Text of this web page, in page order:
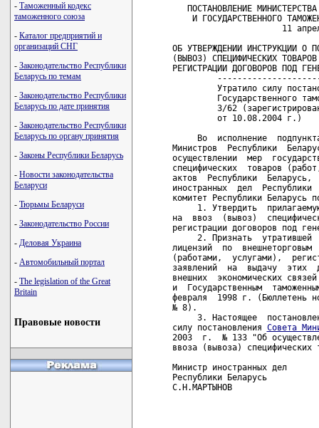
- Таможенный кодекс
таможенного союза
- Каталог предприятий и
организаций СНГ
- Законодательство Республики
Беларусь по темам
- Законодательство Республики
Беларусь по дате принятия
- Законодательство Республики
Беларусь по органу принятия
- Законы Республики Беларусь
- Новости законодательства
Беларуси
- Тюрьмы Беларуси
- Законодательство России
- Деловая Украина
- Автомобильный портал
- The legislation of the Great
Britain
Правовые новости
ПОСТАНОВЛЕНИЕ
И ГОСУДАРСТВЕННОГО
11
ОБ УТВЕРЖДЕНИИ ИНСТРУКЦИИ О
(ВЫВОЗ) СПЕЦИФИЧЕСКИХ
РЕГИСТРАЦИИ ДОГОВОРОВ ПОД
Утратило силу
Государственного
3/62
от 10.08.2004
Во  исполнение
Министров  Республики
осуществлении  мер
специфических  товаров
актов  Республики
иностранных  дел  Республики
комитет Республики Беларусь
1. Утвердить
на  ввоз  (вывоз)
регистрации договоров под
2. Признать  утратившей
лицензий  по  внешнеторговым
(работами,  услугами),
заявлений  на  выдачу  этих
внешних  экономических
и  Государственным
февраля  1998 г. (Бюллетень
№ 8).
3. Настоящее
силу постановления Совета